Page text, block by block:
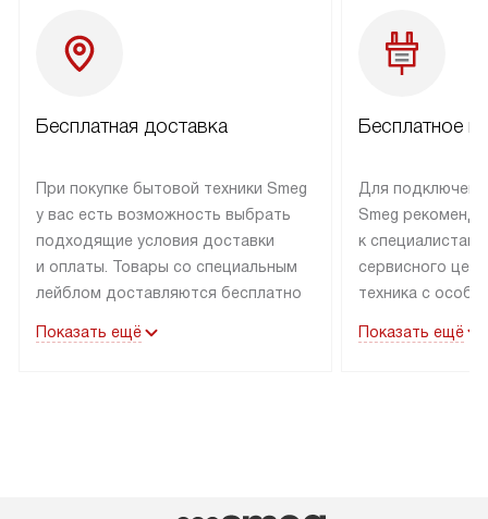
Бесплатная доставка
При покупке бытовой техники Smeg
у вас есть возможность выбрать
подходящие условия доставки
и оплаты. Товары со специальным
лейблом доставляются бесплатно
до подъезда. Доставка за пределы
Показать ещё
Бесплатное
Для
Smeg
к специалистам
сервисного
техника с
коммуникациям.
Показать ещё